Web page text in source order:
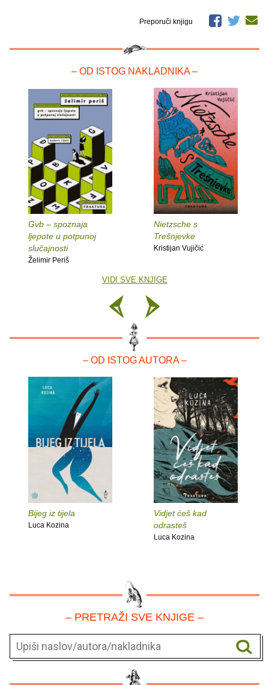
Preporuči knjigu
– OD ISTOG NAKLADNIKA –
Gvb – spoznaja
ljepote u potpunoj
slučajnosti
Želimir Periš
Nietzsche s
Trešnjevke
Kristijan Vujičić
VIDI SVE KNJIGE
– OD ISTOG AUTORA –
Bijeg iz tijela
Luca Kozina
Vidjet ćeš kad
odrasteš
Luca Kozina
– PRETRAŽI SVE KNJIGE –